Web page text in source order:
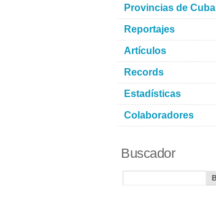
Provincias de Cuba
Reportajes
Artículos
Records
Estadísticas
Colaboradores
Buscador